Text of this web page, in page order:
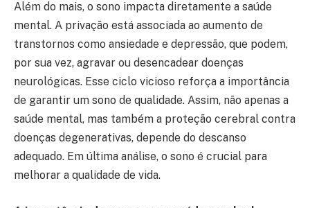
Além do mais, o sono impacta diretamente a saúde
mental. A privação está associada ao aumento de
transtornos como ansiedade e depressão, que podem,
por sua vez, agravar ou desencadear doenças
neurológicas. Esse ciclo vicioso reforça a importância
de garantir um sono de qualidade. Assim, não apenas a
saúde mental, mas também a proteção cerebral contra
doenças degenerativas, depende do descanso
adequado. Em última análise, o sono é crucial para
melhorar a qualidade de vida.